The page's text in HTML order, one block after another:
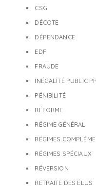
CSG
DÉCOTE
DÉPENDANCE
EDF
FRAUDE
INÉGALITÉ PUBLIC
PÉNIBILITÉ
RÉFORME
RÉGIME GÉNÉRAL
RÉGIMES
RÉGIMES SPÉCIAUX
RÉVERSION
RETRAITE DES ÉLUS